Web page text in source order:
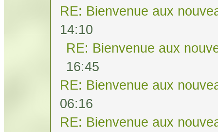
RE: Bienvenue aux
14:10
RE: Bienvenue aux
16:45
RE: Bienvenue aux
06:16
RE: Bienvenue aux